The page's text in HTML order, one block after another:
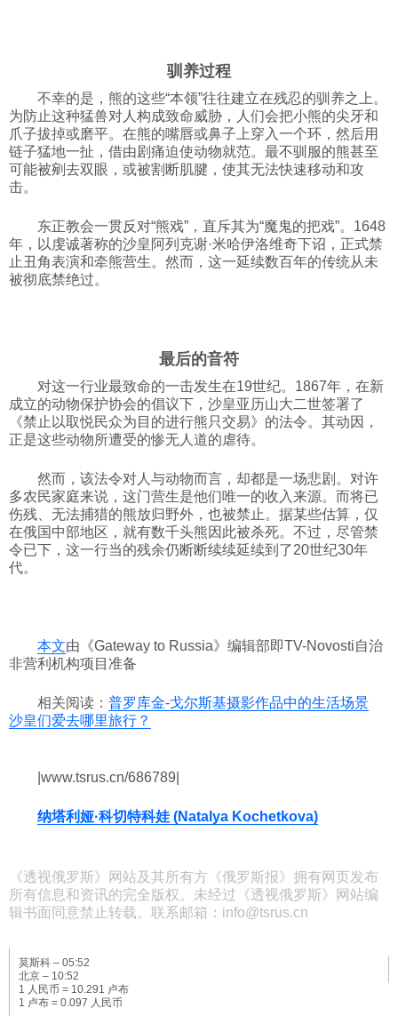
驯养过程
不幸的是，熊的这些“本领”往往建立在残忍的驯养之上。
为防止这种猛兽对人构成致命威胁，人们会把小熊的尖牙和
爪子拔掉或磨平。在熊的嘴唇或鼻子上穿入一个环，然后用
链子猛地一扯，借由剧痛迫使动物就范。最不驯服的熊甚至
可能被剜去双眼，或被割断肌腱，使其无法快速移动和攻
击。
东正教会一贯反对“熊戏”，直斥其为“魔鬼的把戏”。1648
年，以虔诚著称的沙皇阿列克谢·米哈伊洛维奇下诏，正式禁
止丑角表演和牵熊营生。然而，这一延续数百年的传统从未
被彻底禁绝过。
最后的音符
对这一行业最致命的一击发生在19世纪。1867年，在新
成立的动物保护协会的倡议下，沙皇亚历山大二世签署了
《禁止以取悦民众为目的进行熊只交易》的法令。其动因，
正是这些动物所遭受的惨无人道的虐待。
然而，该法令对人与动物而言，却都是一场悲剧。对许
多农民家庭来说，这门营生是他们唯一的收入来源。而将已
伤残、无法捕猎的熊放归野外，也被禁止。据某些估算，仅
在俄国中部地区，就有数千头熊因此被杀死。不过，尽管禁
令已下，这一行当的残余仍断断续续延续到了20世纪30年
代。
本文由《Gateway to Russia》编辑部即TV-Novosti自治
非营利机构项目准备
相关阅读： 普罗库金-戈尔斯基摄影作品中的生活场景
沙皇们爱去哪里旅行？
|www.tsrus.cn/686789|
纳塔利娅·科切特科娃 (Natalya Kochetkova)
《透视俄罗斯》网站及其所有方《俄罗斯报》拥有网页发布
所有信息和资讯的完全版权。未经过《透视俄罗斯》网站编
辑书面同意禁止转载。联系邮箱：info@tsrus.cn
莫斯科 – 05:52
北京 – 10:52
1 人民币 = 10.291 卢布
1 卢布 = 0.097 人民币